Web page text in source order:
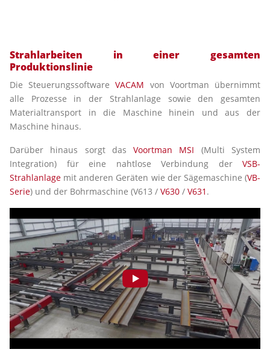
Strahlarbeiten in einer gesamten
Produktionslinie
Die SteuerungssoftwareVACAM von Voortman übernimmt
alle Prozesse in der Strahlanlage sowie den gesamten
Materialtransport in die Maschine hinein und aus der
Maschine hinaus.
Darüber hinaus sorgt dasVoortman MSI (Multi System
Integration) für eine nahtlose Verbindung der VSB-
Strahlanlage mit anderen Geräten wie der Sägemaschine (VB-
Serie) und der Bohrmaschine (V613 / V630 / V631 .